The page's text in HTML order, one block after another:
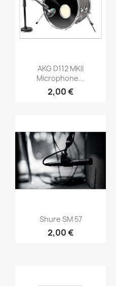
Vorschau
AKG D112 MKII
Microphone...
2,00 €
Vorschau
Shure SM 57
2,00 €